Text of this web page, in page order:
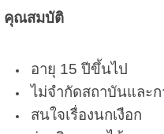
คุณสมบัติ
อายุ 15 ปีขึ้นไป
ไม่จำกัดสถาบันและ
สนใจเรื่องนกเงือก